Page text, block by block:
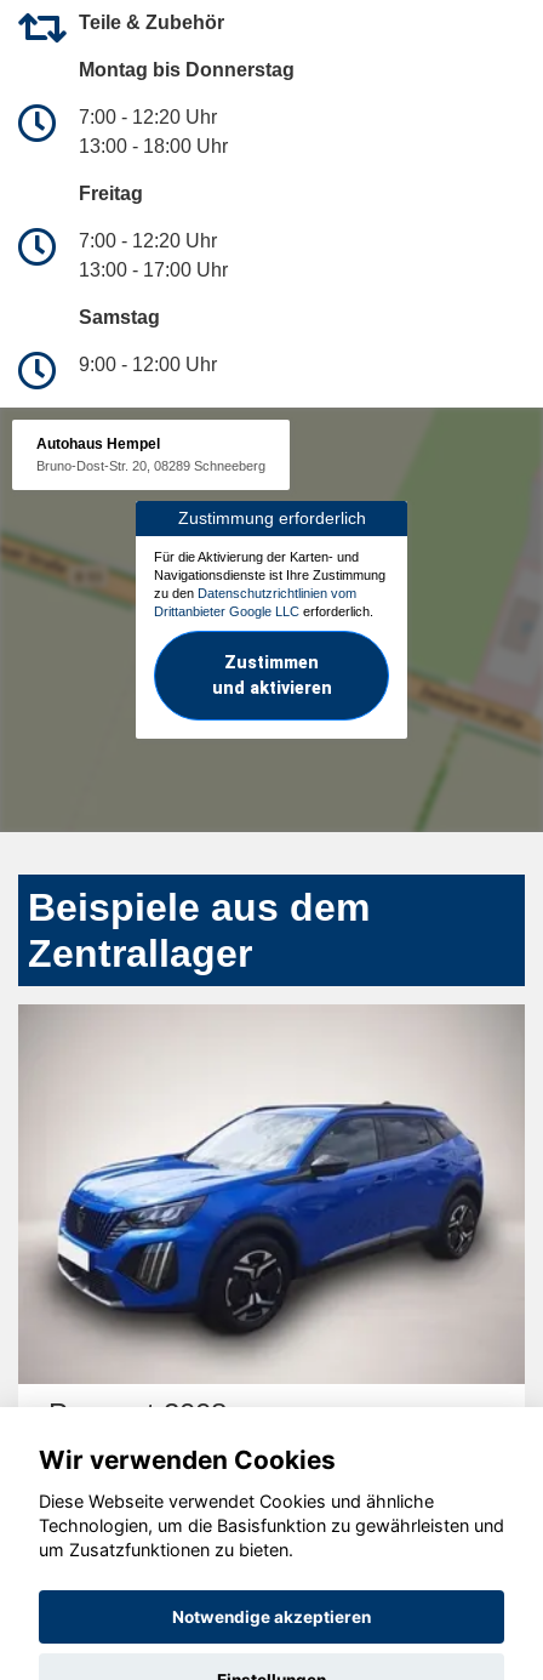
Teile & Zubehör
Montag bis Donnerstag
7:00 - 12:20 Uhr
13:00 - 18:00 Uhr
Freitag
7:00 - 12:20 Uhr
13:00 - 17:00 Uhr
Samstag
9:00 - 12:00 Uhr
Autohaus Hempel
Bruno-Dost-Str. 20, 08289 Schneeberg
Zustimmung erforderlich
Für die Aktivierung der Karten- und
Navigationsdienste ist Ihre Zustimmung
zu den Datenschutzrichtlinien vom
Drittanbieter Google LLC erforderlich.
Zustimmen
und aktivieren
Beispiele aus dem
Zentrallager
Peugeot 2008
© konjunkturmotor.de GmbH 2020 - 2026
Wir verwenden Cookies
Diese Webseite verwendet Cookies und ähnliche
Technologien, um die Basisfunktion zu gewährleisten und
um Zusatzfunktionen zu bieten.
Notwendige akzeptieren